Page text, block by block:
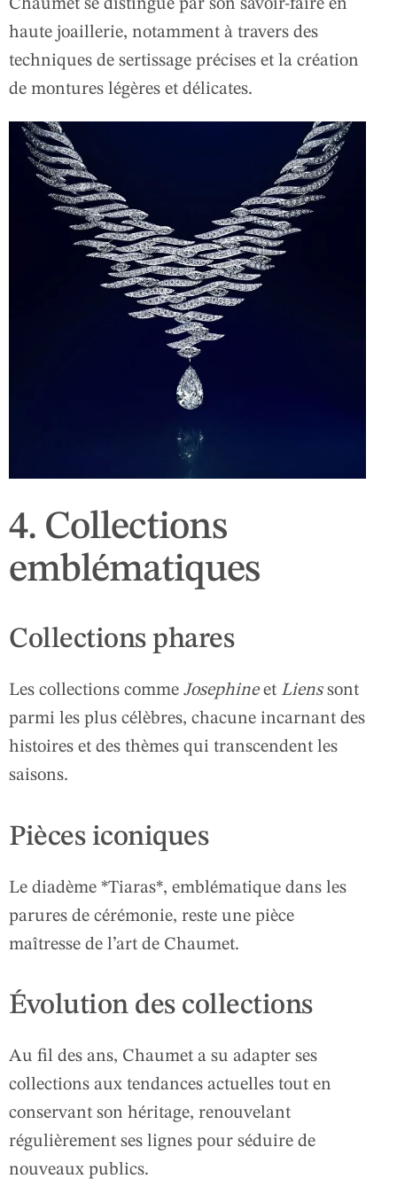
Chaumet se distingue par son savoir-faire en
haute joaillerie, notamment à travers des
techniques de sertissage précises et la création
de montures légères et délicates.
4. Collections
emblématiques
Collections phares
Les collections comme Josephineet Liens sont
parmi les plus célèbres, chacune incarnant des
histoires et des thèmes qui transcendent les
saisons.
Pièces iconiques
Le diadème *Tiaras*, emblématique dans les
parures de cérémonie, reste une pièce
maîtresse de l’art de Chaumet.
Évolution des collections
Au fil des ans, Chaumet a su adapter ses
collections aux tendances actuelles tout en
conservant son héritage, renouvelant
régulièrement ses lignes pour séduire de
nouveaux publics.